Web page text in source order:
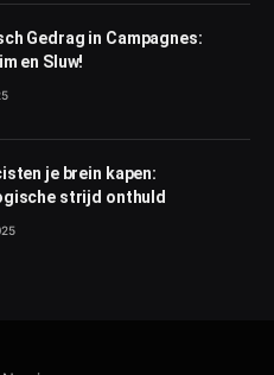
Gedrag in Campagnes:
en Sluw!
je brein kapen:
strijd onthuld